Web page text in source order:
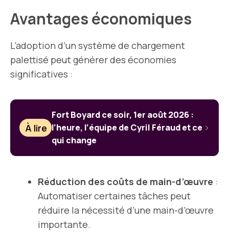
Avantages économiques
L’adoption d’un système de chargement
palettisé peut générer des économies
significatives :
À lire
Fort Boyard ce soir, 1er août 2026 :
l’heure, l’équipe de Cyril Féraud et ce
qui change
Réduction des coûts de main-d’œuvre :
Automatiser certaines tâches peut
réduire la nécessité d’une main-d’œuvre
importante.